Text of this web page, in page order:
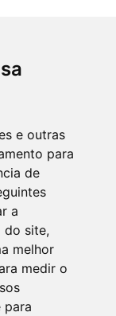
e outras
para
de
a
do site,
melhor
medir o
para
segunda a
às 13h
Bom